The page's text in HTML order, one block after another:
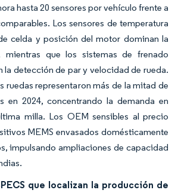
hasta 20 sensores por vehículo frente a
Los sensores de temperatura
celda y posición del motor dominan la
mientras que los sistemas de frenado
la detección de par y velocidad de rueda.
ruedas representaron más de la mitad de
en 2024, concentrando la demanda en
milla. Los OEM sensibles al precio
MEMS envasados domésticamente
impulsando ampliaciones de capacidad
que localizan la producción de